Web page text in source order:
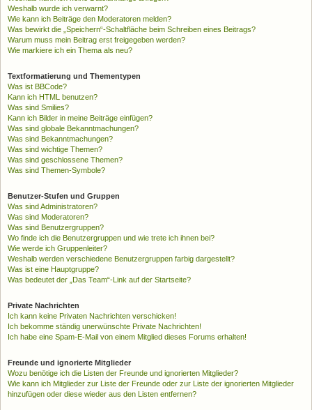
Weshalb wurde ich verwarnt?
Wie kann ich Beiträge den Moderatoren melden?
Was bewirkt die „Speichern“-Schaltfläche beim Schreiben eines Beitrags?
Warum muss mein Beitrag erst freigegeben werden?
Wie markiere ich ein Thema als neu?
Textformatierung und Thementypen
Was ist BBCode?
Kann ich HTML benutzen?
Was sind Smilies?
Kann ich Bilder in meine Beiträge einfügen?
Was sind globale Bekanntmachungen?
Was sind Bekanntmachungen?
Was sind wichtige Themen?
Was sind geschlossene Themen?
Was sind Themen-Symbole?
Benutzer-Stufen und Gruppen
Was sind Administratoren?
Was sind Moderatoren?
Was sind Benutzergruppen?
Wo finde ich die Benutzergruppen und wie trete ich ihnen bei?
Wie werde ich Gruppenleiter?
Weshalb werden verschiedene Benutzergruppen farbig dargestellt?
Was ist eine Hauptgruppe?
Was bedeutet der „Das Team“-Link auf der Startseite?
Private Nachrichten
Ich kann keine Privaten Nachrichten verschicken!
Ich bekomme ständig unerwünschte Private Nachrichten!
Ich habe eine Spam-E-Mail von einem Mitglied dieses Forums erhalten!
Freunde und ignorierte Mitglieder
Wozu benötige ich die Listen der Freunde und ignorierten Mitglieder?
Wie kann ich Mitglieder zur Liste der Freunde oder zur Liste der ignorierten Mitglieder
hinzufügen oder diese wieder aus den Listen entfernen?